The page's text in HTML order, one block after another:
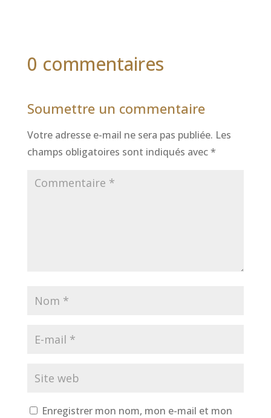
0 commentaires
Soumettre un commentaire
Votre adresse e-mail ne sera pas publiée. Les
champs obligatoires sont indiqués avec*
Enregistrer mon nom, mon e-mail et mon